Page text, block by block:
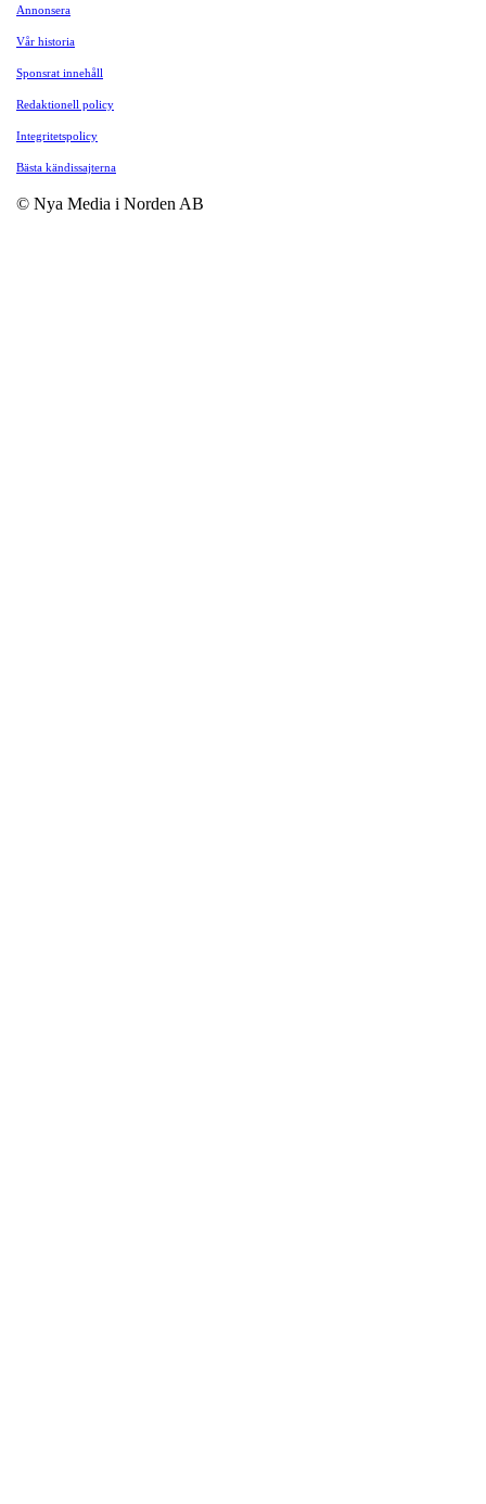
Annonsera
Vår historia
Sponsrat innehåll
Redaktionell policy
Integritetspolicy
Bästa kändissajterna
© Nya Media i Norden AB